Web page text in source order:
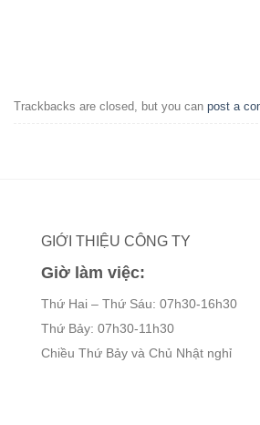
Trackbacks are closed, but you can post a
GIỚI THIỆU CÔNG TY
Giờ làm việc:
Thứ Hai – Thứ Sáu: 07h30-16h30
Thứ Bảy: 07h30-11h30
Chiều Thứ Bảy và Chủ Nhật nghỉ